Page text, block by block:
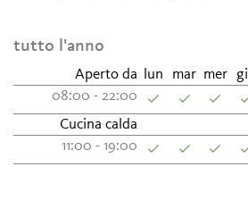
tutto l'anno
Aperto da lun mar mer
08:00 - 22:00
Cucina calda
11:00 - 19:00